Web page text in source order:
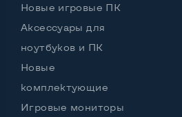
Остальные возможности:
Регулировка положения
Вверх вниз, поворот влево
поворот на угол 90 град
Новые игровые ПК
Аксессуары для
ноутбуков и ПК
Новые
комплектующие
Игровые мониторы